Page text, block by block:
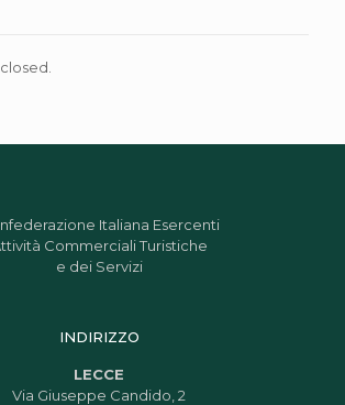
Italiana Esercenti
Commerciali Turistiche
e dei Servizi
INDIRIZZO
LECCE
Via Giuseppe Candido, 2